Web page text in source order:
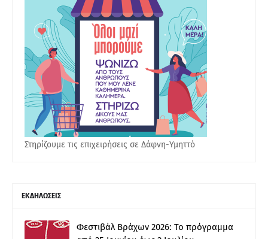
Στηρίζουμε τις επιχειρήσεις σε Δάφνη-Υμηττό
ΕΚΔΗΛΩΣΕΙΣ
Φεστιβάλ Βράχων 2026: Το πρόγραμμα